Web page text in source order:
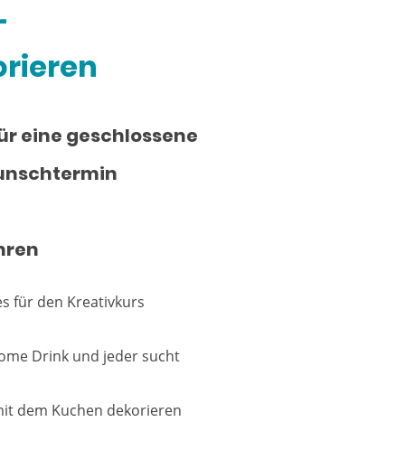
eine geschlossene
für den Kreativkurs
Drink und jeder sucht
dem Kuchen dekorieren